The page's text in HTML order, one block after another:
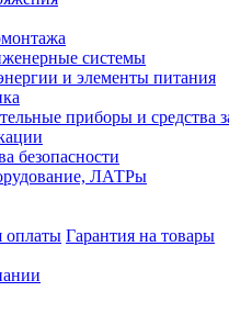
системы
и элементы питания
приборы и средства
безопасности
ЛАТРы
оплаты Гарантия на товары